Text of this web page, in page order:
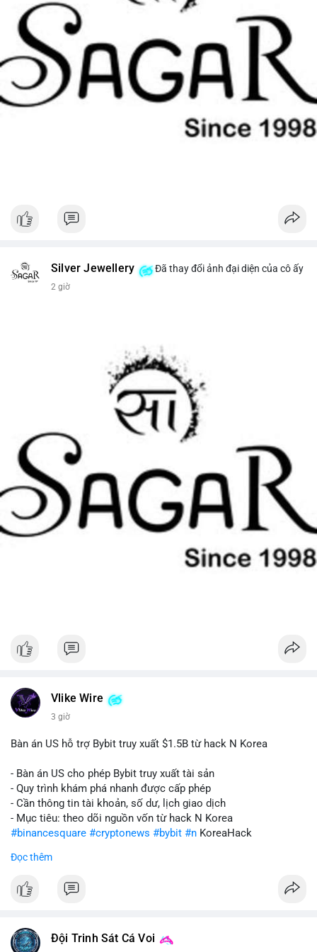
Silver Jewellery Đã thay đổi ảnh đại diện của cô ấy
2 giờ
Vlike Wire
3 giờ
Bàn án US hỗ trợ Bybit truy xuất $1.5B từ hack N Korea
- Bàn án US cho phép Bybit truy xuất tài sản
- Quy trình khám phá nhanh được cấp phép
- Cần thông tin tài khoản, số dư, lịch giao dịch
- Mục tiêu: theo dõi nguồn vốn từ hack N Korea
#binancesquare #cryptonews #bybit #n KoreaHack
$btc $eth
#vlikevn #titanbot
Đọc thêm
Đội Trinh Sát Cá Voi